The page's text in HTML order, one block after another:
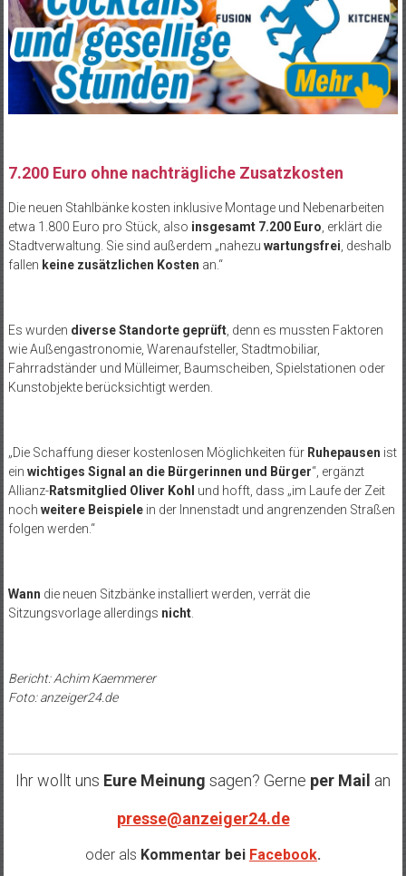
7.200 Euro ohne nachträgliche Zusatzkosten
Die neuen Stahlbänke kosten inklusive Montage und Nebenarbeiten
etwa 1.800 Euro pro Stück, also insgesamt 7.200 Euro, erklärt die
Stadtverwaltung. Sie sind außerdem „nahezu wartungsfrei, deshalb
fallen keine zusätzlichen Kosten an.“
Es wurden diverse Standorte geprüft, denn es mussten Faktoren
wie Außengastronomie, Warenaufsteller, Stadtmobiliar,
Fahrradständer und Mülleimer, Baumscheiben, Spielstationen oder
Kunstobjekte berücksichtigt werden.
„Die Schaffung dieser kostenlosen Möglichkeiten für Ruhepausen ist
ein wichtiges Signal an die Bürgerinnen und Bürger“, ergänzt
Allianz-Ratsmitglied Oliver Kohl und hofft, dass „im Laufe der Zeit
noch weitere Beispielein der Innenstadt und angrenzenden Straßen
folgen werden.“
Wann die neuen Sitzbänke installiert werden, verrät die
Sitzungsvorlage allerdings nicht.
Bericht: Achim Kaemmerer
Foto: anzeiger24.de
Ihr wollt uns Eure Meinung sagen? Gerne per Mail an
presse@anzeiger24.de
oder als Kommentar bei Facebook.